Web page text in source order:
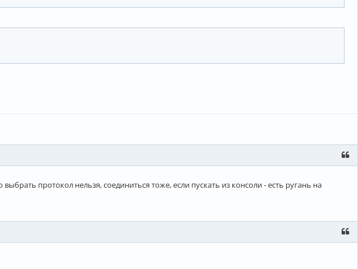
протокол нельзя, соединиться тоже, если пускать из консоли - есть ругань на